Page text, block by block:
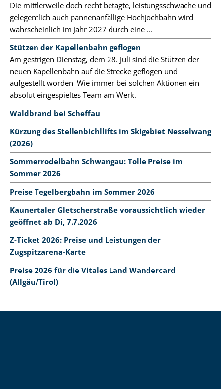
Die mittlerweile doch recht betagte, leistungsschwache und
gelegentlich auch pannenanfällige Hochjochbahn wird
wahrscheinlich im Jahr 2027 durch eine ...
Stützen der Kapellenbahn geflogen
Am gestrigen Dienstag, dem 28. Juli sind die Stützen der
neuen Kapellenbahn auf die Strecke geflogen und
aufgestellt worden. Wie immer bei solchen Aktionen ein
absolut eingespieltes Team am Werk.
Waldbrand bei Scheffau
Kürzung des Stellenbichllifts im Skigebiet Nesselwang
(2026)
Sommerrodelbahn Schwangau: Tolle Preise im
Sommer 2026
Preise Tegelbergbahn im Sommer 2026
Kaunertaler Gletscherstraße voraussichtlich wieder
geöffnet ab Di, 7.7.2026
Z-Ticket 2026: Preise und Leistungen der
Zugspitzarena-Karte
Preise 2026 für die Vitales Land Wandercard
(Allgäu/Tirol)